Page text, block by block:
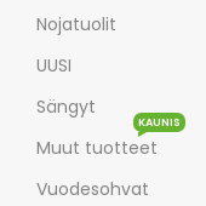
Nojatuolit
UUSI
Sängyt
Muut tuotteet
KAUNIS
Vuodesohvat